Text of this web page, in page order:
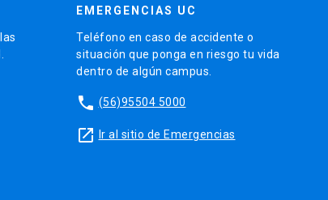
EMERGENCIAS UC
Teléfono en caso de accidente o
situación que ponga en riesgo tu vida
dentro de algún campus.
phone (56)95504 5000
launch Ir al sitio de Emergencias